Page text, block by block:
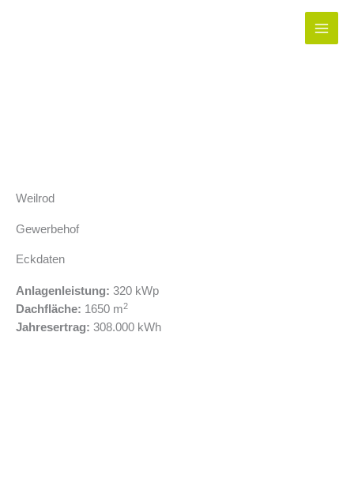
Weilrod
Gewerbehof
Eckdaten
Anlagenleistung: 320 kWp
Dachfläche: 1650 m2
Jahresertrag: 308.000 kWh